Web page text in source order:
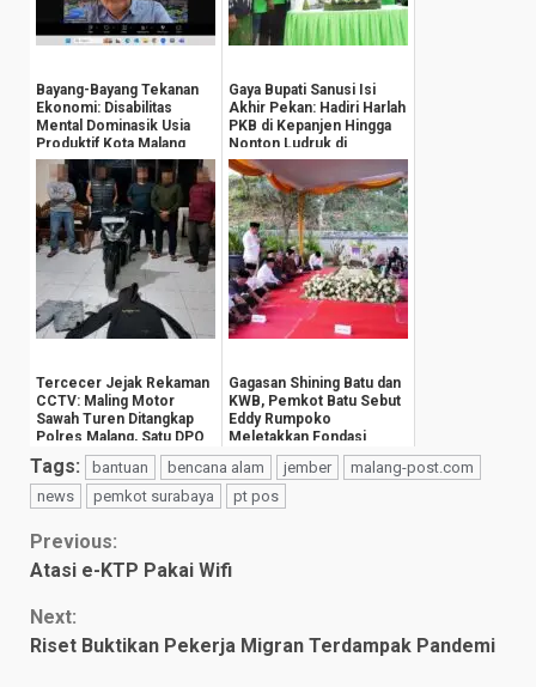
Bayang-Bayang Tekanan
Ekonomi: Disabilitas
Mental Dominasik Usia
Produktif Kota Malang
Gaya Bupati Sanusi Isi
Akhir Pekan: Hadiri Harlah
PKB di Kepanjen Hingga
Nonton Ludruk di
Donowarih
Tercecer Jejak Rekaman
CCTV: Maling Motor
Sawah Turen Ditangkap
Polres Malang, Satu DPO
Gagasan Shining Batu dan
KWB, Pemkot Batu Sebut
Eddy Rumpoko
Meletakkan Fondasi
Wisata Dunia
Tags: bantuan bencana alam jember
malang-post.com
news
pemkot surabaya pt pos
Continue
Previous:
Atasi e-KTP Pakai Wifi
Next:
Riset Buktikan Pekerja Migran Terdampak Pandemi